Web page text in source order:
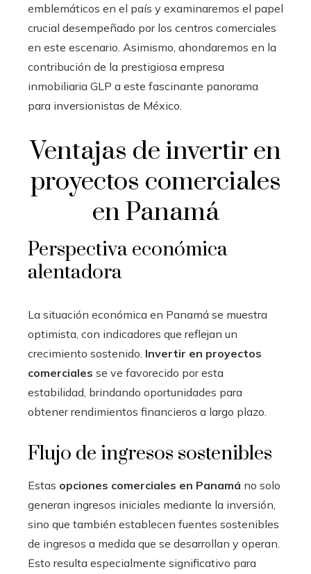
emblemáticos en el país y examinaremos el papel
crucial desempeñado por los centros comerciales
en este escenario. Asimismo, ahondaremos en la
contribución de la prestigiosa empresa
inmobiliaria GLP a este fascinante panorama
para inversionistas de México.
Ventajas de invertir en
proyectos comerciales
en Panamá
Perspectiva económica
alentadora
La situación económica en Panamá se muestra
optimista, con indicadores que reflejan un
crecimiento sostenido. Invertir en proyectos
comerciales se ve favorecido por esta
estabilidad, brindando oportunidades para
obtener rendimientos financieros a largo plazo.
Flujo de ingresos sostenibles
Estas opciones comerciales en Panamá no solo
generan ingresos iniciales mediante la inversión,
sino que también establecen fuentes sostenibles
de ingresos a medida que se desarrollan y operan.
Esto resulta especialmente significativo para